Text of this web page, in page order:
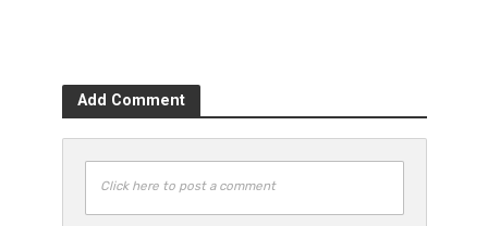
Add Comment
Click here to post a comment